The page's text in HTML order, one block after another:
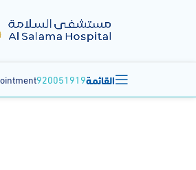
القائمة920051919